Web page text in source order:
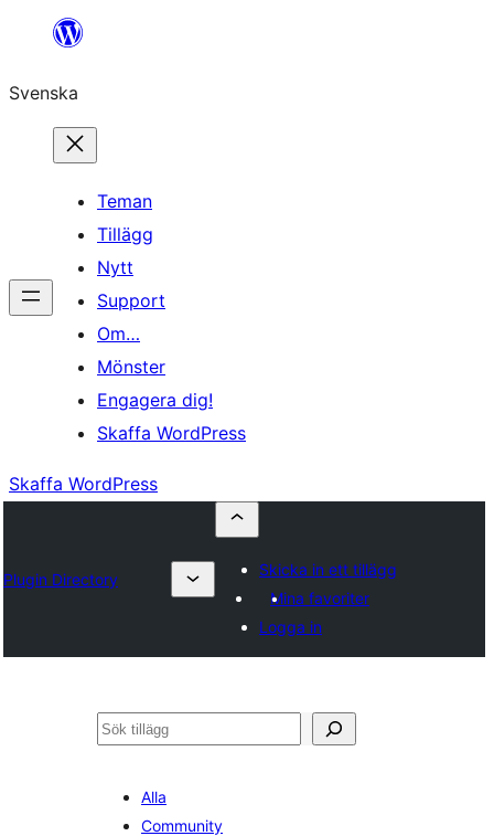
Hoppa
innehåll
Svenska
Teman
Tillägg
Nytt
Support
Om…
Mönster
Engagera dig!
Skaffa WordPress
Skaffa WordPress
Plugin Directory
Skicka in ett tillägg
Mina favoriter
Logga in
Sök
Alla
Community